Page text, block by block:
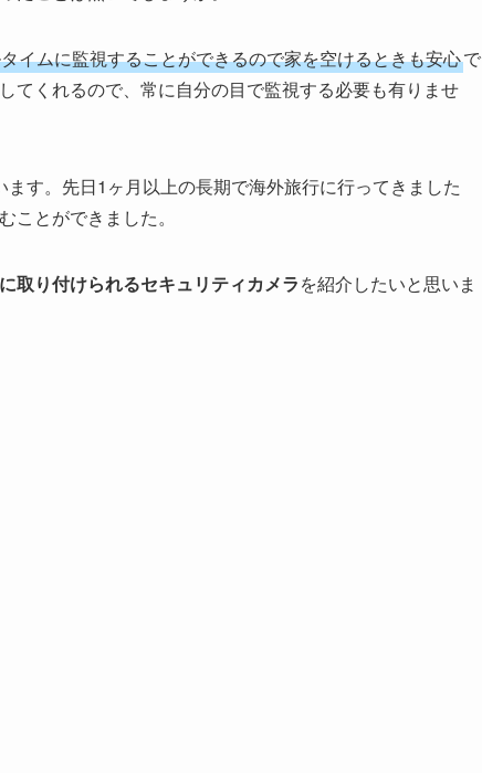
イムに監視することができるので家を空けるときも安心で
てくれるので、常に自分の目で監視する必要も有りませ
す。先日1ヶ月以上の長期で海外旅行に行ってきました
ことができました。
取り付けられるセキュリティカメラを紹介したいと思いま